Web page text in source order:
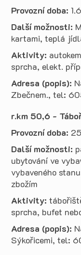
Provozní doba:
Další možnosti:
kartami, teplá
Aktivity:
sprcha, elekt.
Adresa (popis):
Zbečnem., tel:
r.km 50,6 -
Provozní doba:
Další možnosti:
ubytování ve
vybaveného
zbožím
Aktivity:
sprcha, bufet
Adresa (popis):
Sýkořicemi, tel: